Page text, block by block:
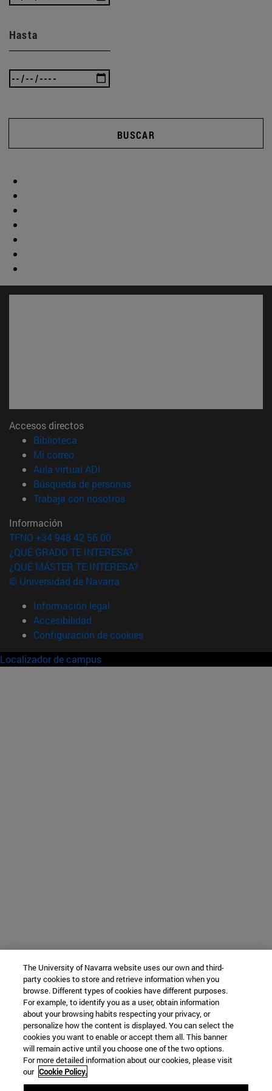
Hasta
BUSCAR
Accesos directos
Biblioteca
Mi correo(abre en nueva ventana)
Aula virtual ADI
Búsqueda de personas(abre en nueva ventana)
Trabaja con nosotros(abre en nueva ventana)
Información
TFNO +34 948 42 56 00
¿QUÉ GRADO TE INTERESA?
¿QUÉ MÁSTER TE INTERESA?
© Universidad de Navarra
Información legal
Accesibilidad
Configuración de cookies
Localizador de campus
The University of Navarra website uses our own and third-
party cookies to store and retrieve information when you
browse. Different types of cookies have different purposes.
For example, to identify you as a user, obtain information
about your browsing habits respecting your privacy, or
personalize how the content is displayed. You can select the
cookies you want to enable or accept them all. This banner
will remain active until you choose one of the two options.
For more detailed information about our cookies, please visit
our Cookie Policy.